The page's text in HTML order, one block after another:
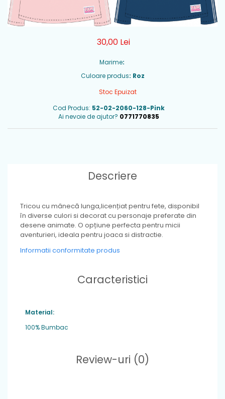
30,00 Lei
Marime:
Culoare produs: Roz
Stoc Epuizat
Cod Produs: 52-02-2060-128-Pink
Ai nevoie de ajutor? 0771770835
Descriere
Tricou cu mânecă lunga,licențiat pentru fete, disponibil
în diverse culori si decorat cu personaje preferate din
desene animate. O opțiune perfecta pentru micii
aventurieri, ideala pentru joaca si distractie.
Informatii conformitate produs
Caracteristici
Material:
100% Bumbac
Review-uri (0)